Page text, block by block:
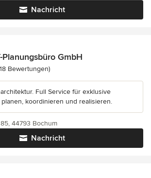
Nachricht
Planungsbüro GmbH
5 von 5 Sternen
Bewertungen)
Full Service für exklusive
koordinieren und realisieren.
Nachricht
44793 Bochum